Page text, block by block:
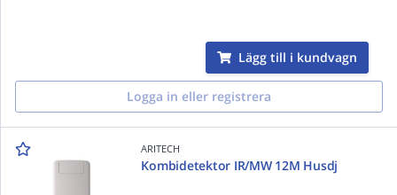
Lägg till i kundvagn
Logga in eller registrera
ARITECH
Kombidetektor IR/MW 12M Husdj